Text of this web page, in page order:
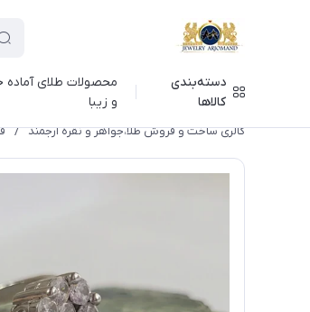
دسته‌بندی
کالاها
محصولات طلای
و زیبا
گالری ساخت و فروش طلا،جواهر و نقره ارجمند /